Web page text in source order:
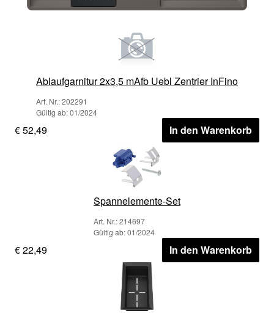
Ablaufgarnitur 2x3,5 mAfb Uebl Zentrier InFino
Art. Nr.: 202291
Gültig ab: 01/2024
€ 52,49 In den Warenkorb
Spannelemente-Set
Art. Nr.: 214697
Gültig ab: 01/2024
€ 22,49 In den Warenkorb